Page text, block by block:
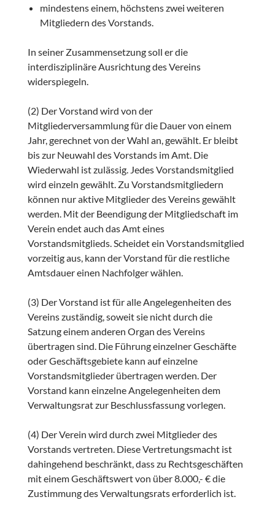
mindestens einem, höchstens zwei weiteren
Mitgliedern des Vorstands.
In seiner Zusammensetzung soll er die
interdisziplinäre Ausrichtung des Vereins
widerspiegeln.
(2) Der Vorstand wird von der
Mitgliederversammlung für die Dauer von einem
Jahr, gerechnet von der Wahl an, gewählt. Er bleibt
bis zur Neuwahl des Vorstands im Amt. Die
Wiederwahl ist zulässig. Jedes Vorstandsmitglied
wird einzeln gewählt. Zu Vorstandsmitgliedern
können nur aktive Mitglieder des Vereins gewählt
werden. Mit der Beendigung der Mitgliedschaft im
Verein endet auch das Amt eines
Vorstandsmitglieds. Scheidet ein Vorstandsmitglied
vorzeitig aus, kann der Vorstand für die restliche
Amtsdauer einen Nachfolger wählen.
(3) Der Vorstand ist für alle Angelegenheiten des
Vereins zuständig, soweit sie nicht durch die
Satzung einem anderen Organ des Vereins
übertragen sind. Die Führung einzelner Geschäfte
oder Geschäftsgebiete kann auf einzelne
Vorstandsmitglieder übertragen werden. Der
Vorstand kann einzelne Angelegenheiten dem
Verwaltungsrat zur Beschlussfassung vorlegen.
(4) Der Verein wird durch zwei Mitglieder des
Vorstands vertreten. Diese Vertretungsmacht ist
dahingehend beschränkt, dass zu Rechtsgeschäften
mit einem Geschäftswert von über 8.000,- € die
Zustimmung des Verwaltungsrats erforderlich ist.